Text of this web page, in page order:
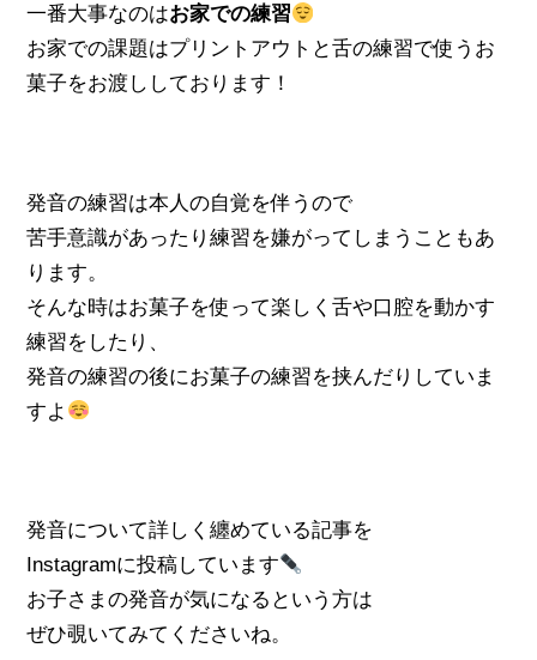
一番大事なのはお家での練習
お家での課題はプリントアウトと舌の練習で使うお
菓子をお渡ししております！
発音の練習は本人の自覚を伴うので
苦手意識があったり練習を嫌がってしまうこともあ
ります。
そんな時はお菓子を使って楽しく舌や口腔を動かす
練習をしたり、
発音の練習の後にお菓子の練習を挟んだりしていま
すよ
発音について詳しく纏めている記事を
Instagramに投稿しています
お子さまの発音が気になるという方は
ぜひ覗いてみてくださいね。